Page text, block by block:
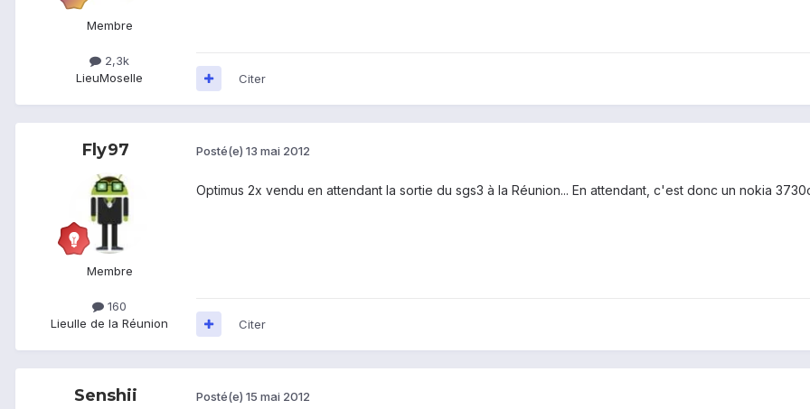
Membre
2,3k
LieuMoselle Citer
Fly97
Membre
160
LieuIle de la Réunion
Posté(e) 13 mai 2012
Optimus 2x vendu en attendant la sortie du sgs3 à la Réunion... En attendant, c'est donc un nokia
Citer
Senshii Posté(e) 15 mai 2012